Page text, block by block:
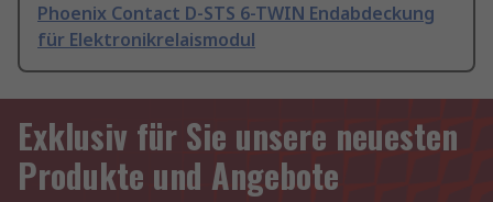
Phoenix Contact D-STS 6-TWIN Endabdeckung
für Elektronikrelaismodul
Exklusiv für Sie unsere neuesten
Produkte und Angebote